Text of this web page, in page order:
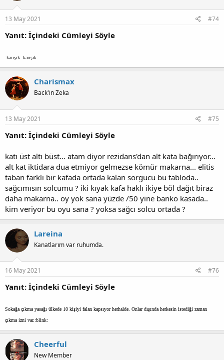
13 May 2021 #74
Yanıt: İçindeki Cümleyi Söyle
:karışık::karışık:
Charismax
Back'in Zeka
13 May 2021 #75
Yanıt: İçindeki Cümleyi Söyle
katı üst altı büst... atam diyor rezidans'dan alt kata bağırıyor...
alt kat iktidara dua etmiyor gelmezse kömür makarna... elitis
taban farklı bir kafada ortada kalan sorgucu bu tabloda..
sağcımısın solcumu ? iki kıyak kafa haklı ikiye böl dağıt biraz
daha makarna.. oy yok sana yüzde /50 yine banko kasada..
kim veriyor bu oyu sana ? yoksa sağcı solcu ortada ?
Lareina
Kanatlarım var ruhumda.
16 May 2021 #76
Yanıt: İçindeki Cümleyi Söyle
Sokağa çıkma yasağı ülkede 10 kişiyi falan kapsıyor herhalde. Onlar dışında herkesin istediği zaman
çıkma izni var.:blink:
Cheerful
New Member